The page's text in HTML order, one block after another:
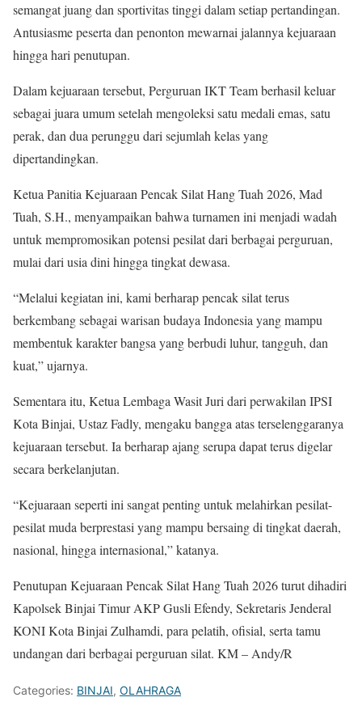
semangat juang dan sportivitas tinggi dalam setiap pertandingan.
Antusiasme peserta dan penonton mewarnai jalannya kejuaraan
hingga hari penutupan.
Dalam kejuaraan tersebut, Perguruan IKT Team berhasil keluar
sebagai juara umum setelah mengoleksi satu medali emas, satu
perak, dan dua perunggu dari sejumlah kelas yang
dipertandingkan.
Ketua Panitia Kejuaraan Pencak Silat Hang Tuah 2026, Mad
Tuah, S.H., menyampaikan bahwa turnamen ini menjadi wadah
untuk mempromosikan potensi pesilat dari berbagai perguruan,
mulai dari usia dini hingga tingkat dewasa.
“Melalui kegiatan ini, kami berharap pencak silat terus
berkembang sebagai warisan budaya Indonesia yang mampu
membentuk karakter bangsa yang berbudi luhur, tangguh, dan
kuat,” ujarnya.
Sementara itu, Ketua Lembaga Wasit Juri dari perwakilan IPSI
Kota Binjai, Ustaz Fadly, mengaku bangga atas terselenggaranya
kejuaraan tersebut. Ia berharap ajang serupa dapat terus digelar
secara berkelanjutan.
“Kejuaraan seperti ini sangat penting untuk melahirkan pesilat-
pesilat muda berprestasi yang mampu bersaing di tingkat daerah,
nasional, hingga internasional,” katanya.
Penutupan Kejuaraan Pencak Silat Hang Tuah 2026 turut dihadiri
Kapolsek Binjai Timur AKP Gusli Efendy, Sekretaris Jenderal
KONI Kota Binjai Zulhamdi, para pelatih, ofisial, serta tamu
undangan dari berbagai perguruan silat. KM – Andy/R
Categories: BINJAI, OLAHRAGA